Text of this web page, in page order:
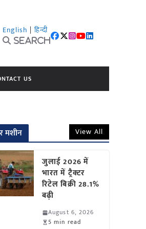
English | हिन्दी
Search
US
मशीन View All
जुलाई 2026 में
भारत में ट्रैक्टर
रिटेल बिक्री 28.1%
बढ़ी
August 6, 2026
5 min read